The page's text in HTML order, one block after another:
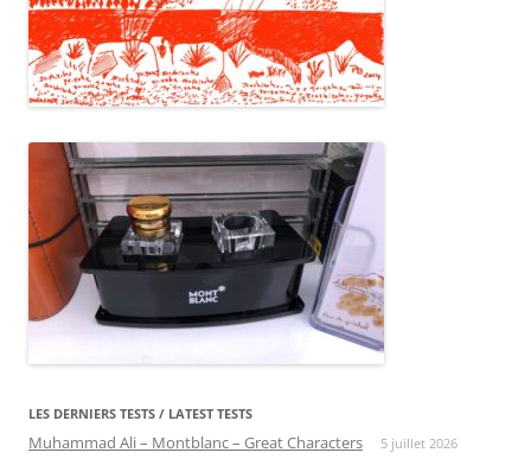
LES DERNIERS TESTS / LATEST TESTS
Muhammad Ali – Montblanc – Great Characters 5 juillet 2026